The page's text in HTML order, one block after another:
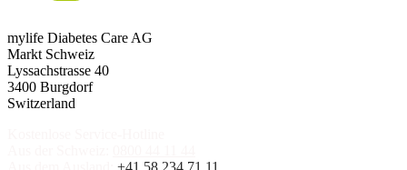
mylife Diabetes Care AG
Markt Schweiz
Lyssachstrasse 40
3400 Burgdorf
Switzerland